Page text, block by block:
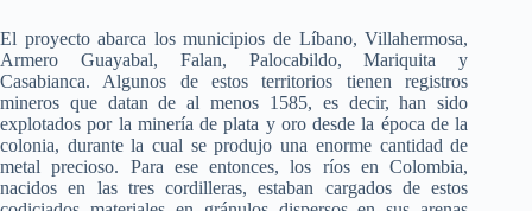
El proyecto abarca los municipios de Líbano, Villahermosa,
Armero Guayabal, Falan, Palocabildo, Mariquita y
Casabianca. Algunos de estos territorios tienen registros
mineros que datan de al menos 1585, es decir, han sido
explotados por la minería de plata y oro desde la época de la
colonia, durante la cual se produjo una enorme cantidad de
metal precioso. Para ese entonces, los ríos en Colombia,
nacidos en las tres cordilleras, estaban cargados de estos